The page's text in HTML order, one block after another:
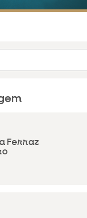
Ferraz